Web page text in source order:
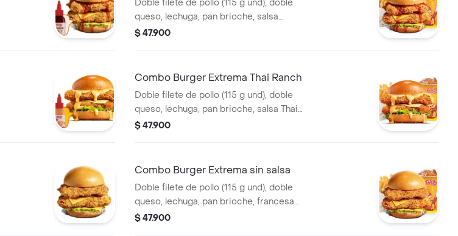
Doble filete de pollo (115 g und), doble
queso, lechuga, pan brioche, salsa
Polynesian beach, francesa mediana
$ 47.900
Combo Burger Extrema Thai Ranch
Doble filete de pollo (115 g und), doble
queso, lechuga, pan brioche, salsa Thai
ranch, francesa mediana (60 g) y gaseosa
$ 47.900
Combo Burger Extrema sin salsa
Doble filete de pollo (115 g und), doble
queso, lechuga, pan brioche, francesa
mediana (60 g) y gaseosa (325 ml)
$ 47.900